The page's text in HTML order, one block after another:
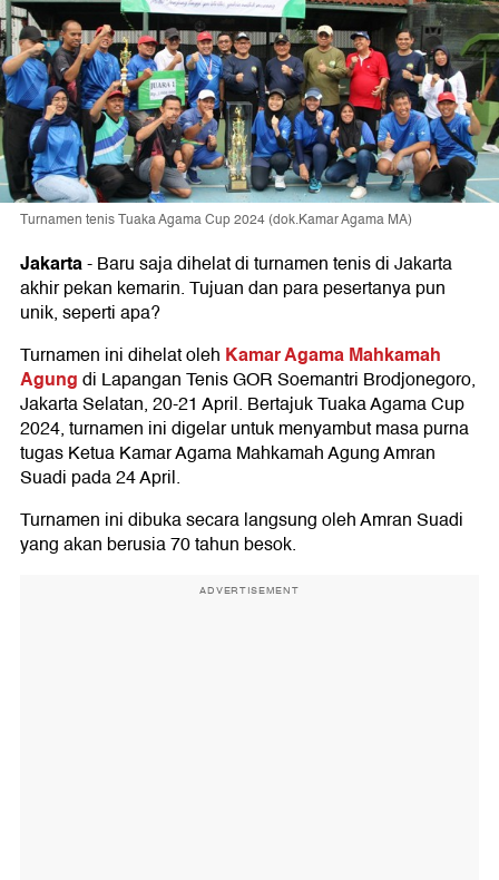
Turnamen tenis Tuaka Agama Cup 2024 (dok.Kamar Agama MA)
Jakarta-Baru saja dihelat di turnamen tenis di Jakarta
akhir pekan kemarin. Tujuan dan para pesertanya pun
unik, seperti apa?
Turnamen ini dihelat oleh Kamar Agama Mahkamah
Agungdi Lapangan Tenis GOR Soemantri Brodjonegoro,
Jakarta Selatan, 20-21 April. Bertajuk Tuaka Agama Cup
2024, turnamen ini digelar untuk menyambut masa purna
tugas Ketua Kamar Agama Mahkamah Agung Amran
Suadi pada 24 April.
Turnamen ini dibuka secara langsung oleh Amran Suadi
yang akan berusia 70 tahun besok.
ADVERTISEMENT